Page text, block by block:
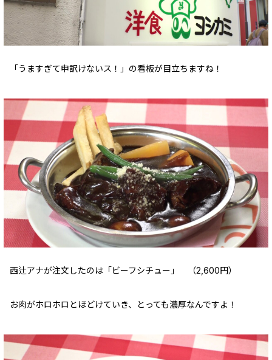
「うますぎて申訳けないス！」の看板が目立ちますね！
西辻アナが注文したのは「ビーフシチュー」 （2,600円）
お肉がホロホロとほどけていき、とっても濃厚なんですよ！